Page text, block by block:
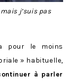
j’suis pas
pour le moins
» habituelle,
à parler